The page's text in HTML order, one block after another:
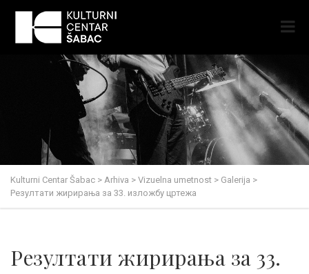
Kulturni Centar Šabac > Arhiva > Vizuelna umetnost > Galerija >
Резултати жирирања за 33. изложбу цртежа
Резултати жирирања за 33.